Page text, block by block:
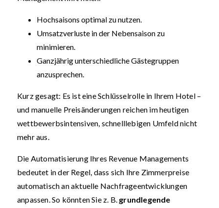
Hochsaisons optimal zu nutzen.
Umsatzverluste in der Nebensaison zu
minimieren.
Ganzjährig unterschiedliche Gästegruppen
anzusprechen.
Kurz gesagt: Es ist eine Schlüsselrolle in Ihrem Hotel –
und manuelle Preisänderungen reichen im heutigen
wettbewerbsintensiven, schnelllebigen Umfeld nicht
mehr aus.
Die Automatisierung Ihres Revenue Managements
bedeutet in der Regel, dass sich Ihre Zimmerpreise
automatisch an aktuelle Nachfrageentwicklungen
anpassen. So könnten Sie z. B. grundlegende